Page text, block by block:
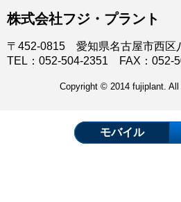
株式会社フジ・プラント
〒452-0815 愛知県名古屋市西区
TEL：052-504-2351 FAX：052-
Copyright © 2014 fujiplant.
モバイル